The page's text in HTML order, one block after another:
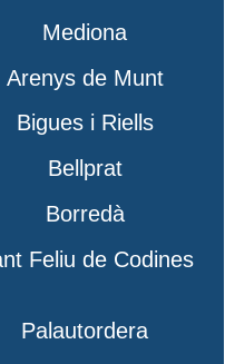
Mediona
Arenys de Munt
Bigues i Riells
Bellprat
Borredà
Feliu de Codines
Palautordera